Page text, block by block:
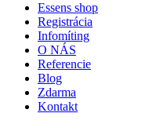
Essens shop
Registrácia
Infomíting
O NÁS
Referencie
Blog
Zdarma
Kontakt